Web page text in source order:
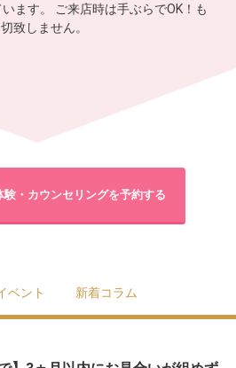
ます。 ご来店時は手ぶらでOK！も
致しません。
験・カウンセリングを予約する
ベント 新着コラム